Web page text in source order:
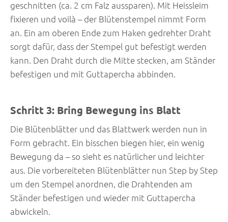
geschnitten (ca. 2 cm Falz aussparen). Mit Heissleim
fixieren und voilà – der Blütenstempel nimmt Form
an. Ein am oberen Ende zum Haken gedrehter Draht
sorgt dafür, dass der Stempel gut befestigt werden
kann. Den Draht durch die Mitte stecken, am Ständer
befestigen und mit Guttapercha abbinden.
Schritt 3: Bring Bewegung ins Blatt
Die Blütenblätter und das Blattwerk werden nun in
Form gebracht. Ein bisschen biegen hier, ein wenig
Bewegung da – so sieht es natürlicher und leichter
aus. Die vorbereiteten Blütenblätter nun Step by Step
um den Stempel anordnen, die Drahtenden am
Ständer befestigen und wieder mit Guttapercha
abwickeln.